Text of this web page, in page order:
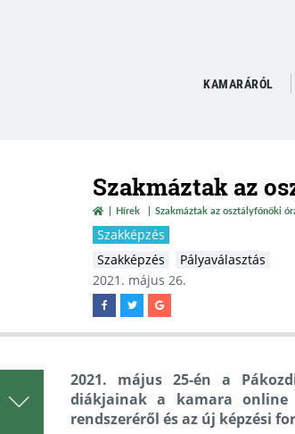
KAMARÁRÓL
Szakmáztak az
Hírek Szakmáztak az osztályfőnöki
Szakképzés
Szakképzés
Pályaválasztás
2021. május 26.
2021. május 25-én a
diákjainak a kamara online
rendszeréről és az új képzési